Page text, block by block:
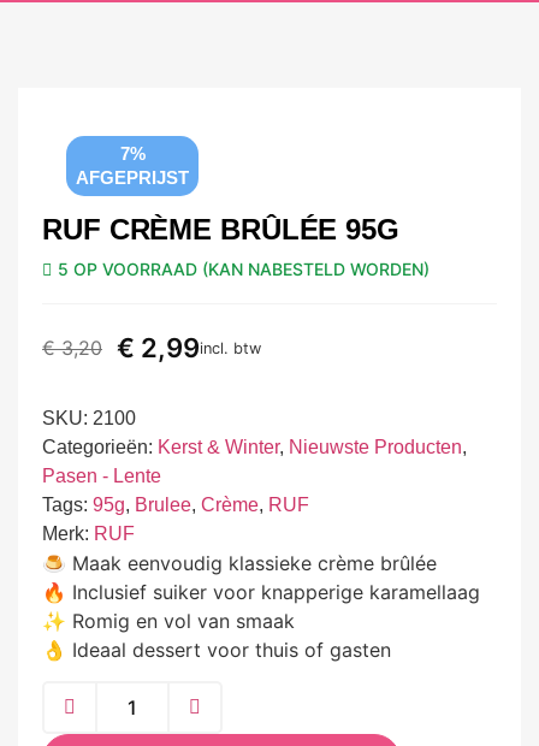
7%
AFGEPRIJST
RUF CRÈME BRÛLÉE 95G
5 OP VOORRAAD (KAN NABESTELD WORDEN)
€3,20 € 2,99incl. btw
SKU: 2100
Categorieën: Kerst & Winter, Nieuwste Producten,
Pasen - Lente
Tags: 95g, Brulee, Crème, RUF
Merk: RUF
🍮 Maak eenvoudig klassieke crème brûlée
🔥 Inclusief suiker voor knapperige karamellaag
✨ Romig en vol van smaak
👌 Ideaal dessert voor thuis of gasten